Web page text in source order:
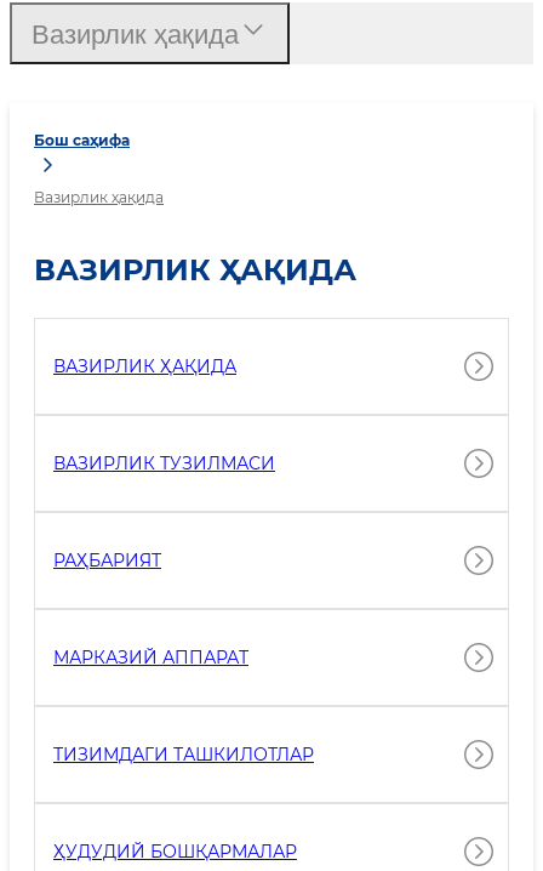
Бош саҳифа
Вазирлик ҳақида
ВАЗИРЛИК ҲАҚИДА
ВАЗИРЛИК ҲАҚИДА
ВАЗИРЛИК ТУЗИЛМАСИ
РАҲБАРИЯТ
МАРКАЗИЙ АППАРАТ
ТИЗИМДАГИ ТАШКИЛОТЛАР
ҲУДУДИЙ БОШҚАРМАЛАР
Вазирлик ҳақида